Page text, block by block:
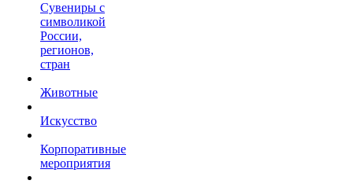
Сувениры с
символикой
России,
регионов,
стран
Животные
Искусство
Корпоративные
мероприятия